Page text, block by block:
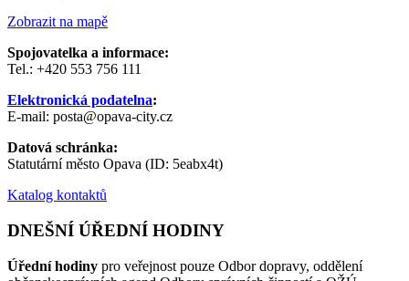
Zobrazit na mapě
Spojovatelka a informace:
Tel.: +420 553 756 111
Elektronická podatelna:
E-mail: posta@opava-city.cz
Datová schránka:
Statutární město Opava (ID: 5eabx4t)
Katalog kontaktů
DNEŠNÍ ÚŘEDNÍ HODINY
Úřední hodiny pro veřejnost pouze Odbor dopravy, oddělení